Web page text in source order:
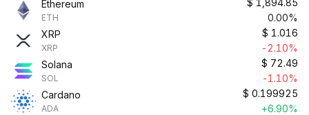
Ethereum
ETH
$ 1,894.85
0.00%
XRP
XRP
$ 1.016
-2.10%
Solana
SOL
$ 72.49
-1.10%
Cardano
ADA
$ 0.199925
+6.90%